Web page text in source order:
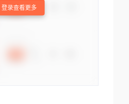
登录查看更多